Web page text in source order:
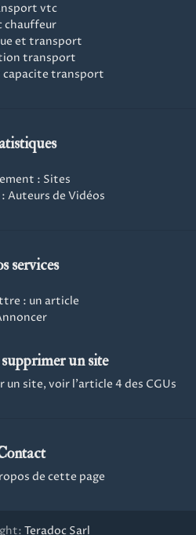
vtc
chauffeur
et transport
transport
transport
: Sites
Auteurs de Vidéos
services
: un article
un site
un site, voir l'article 4 des CGUs
de cette page
Teradoc Sarl